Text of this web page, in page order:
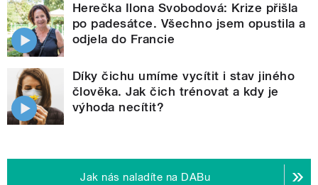
Herečka Ilona Svobodová: Krize přišla
po padesátce. Všechno jsem opustila a
odjela do Francie
Díky čichu umíme vycítit i stav jiného
člověka. Jak čich trénovat a kdy je
výhoda necítit?
Jak nás naladíte na DABu